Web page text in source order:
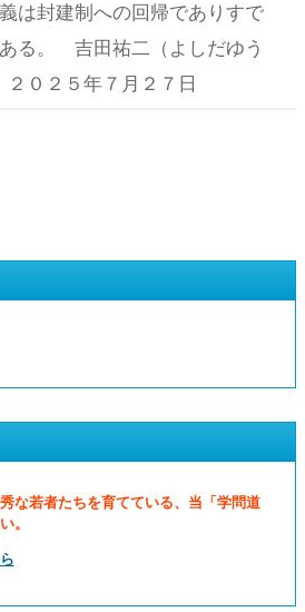
は封建制への回帰でありすで
る。 吉田祐二（よしだゆう
０２５年７月２７日
な若者たちを育てている、当「学問道
。